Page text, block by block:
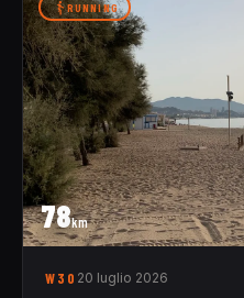
78km
RUNNING
W30 20 luglio 2026